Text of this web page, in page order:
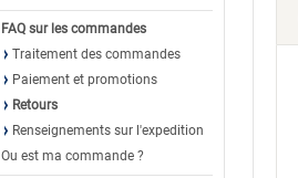
FAQ sur les commandes
Traitement des commandes
Paiement et promotions
Retours
Renseignements sur l'expedition
Ou est ma commande ?